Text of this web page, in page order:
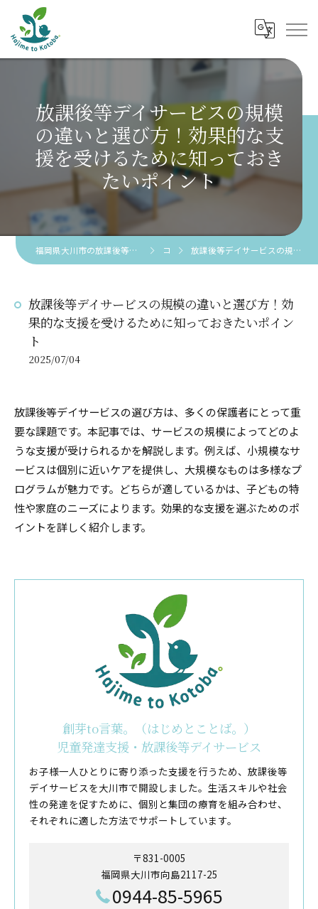
放課後等デイサービスの規模
の違いと選び方！効果的な支
援を受けるために知っておき
たいポイント
福岡県大川市の放課後等デイサービスなら児童発達支援 放課後等デイサービス 創芽 to 言葉。 コラム 放課後等デイサービスの規模の違いと選び方！効果的な支援を受けるために知っておきたいポイント
放課後等デイサービスの規模の違いと選び方！効
果的な支援を受けるために知っておきたいポイン
ト
2025/07/04
放課後等デイサービスの選び方は、多くの保護者にとって重
要な課題です。本記事では、サービスの規模によってどのよ
うな支援が受けられるかを解説します。例えば、小規模なサ
ービスは個別に近いケアを提供し、大規模なものは多様なプ
ログラムが魅力です。どちらが適しているかは、子どもの特
性や家庭のニーズによります。効果的な支援を選ぶためのポ
イントを詳しく紹介します。
創芽to言葉。（はじめとことば。）
児童発達支援・放課後等デイサービス
お子様一人ひとりに寄り添った支援を行うため、放課後等
デイサービスを大川市で開設しました。生活スキルや社会
性の発達を促すために、個別と集団の療育を組み合わせ、
それぞれに適した方法でサポートしています。
〒831-0005
福岡県大川市向島2117-25
0944-85-5965